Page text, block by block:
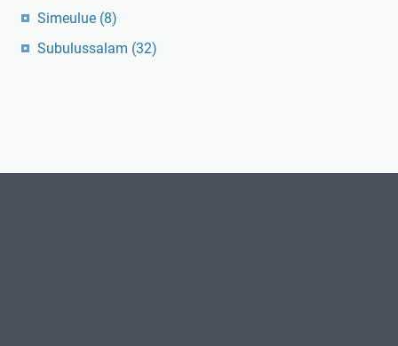
Simeulue (8)
Subulussalam (32)